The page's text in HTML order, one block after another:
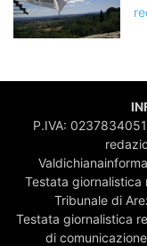
P.IVA:
Testata giornalistica
Tribunale di
Testata giornalistica
di